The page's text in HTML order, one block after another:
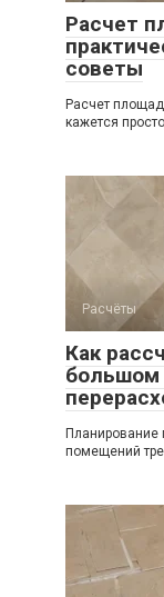
Расчет
советы
Расчет
кажется
Расчёты
Как
большом
Планирование
помещений